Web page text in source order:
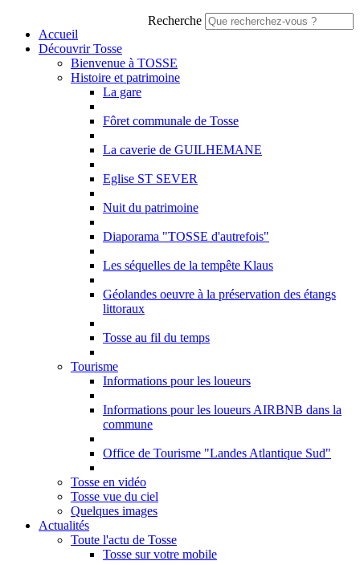
Recherche
Accueil
Découvrir Tosse
Bienvenue à TOSSE
Histoire et patrimoine
La gare
Fôret communale de Tosse
La caverie de GUILHEMANE
Eglise ST SEVER
Nuit du patrimoine
Diaporama "TOSSE d'autrefois"
Les séquelles de la tempête Klaus
Géolandes oeuvre à la préservation des étangs
littoraux
Tosse au fil du temps
Tourisme
Informations pour les loueurs
Informations pour les loueurs AIRBNB dans la
commune
Office de Tourisme "Landes Atlantique Sud"
Tosse en vidéo
Tosse vue du ciel
Quelques images
Actualités
Toute l'actu de Tosse
Tosse sur votre mobile